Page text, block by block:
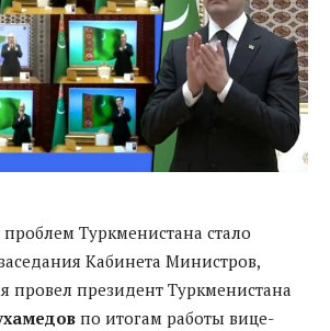
Туркменистана стало
Кабинета Министров,
провел президент Туркменистана
по итогам работы вице-